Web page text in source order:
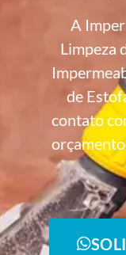
A
Limpeza
de
contato